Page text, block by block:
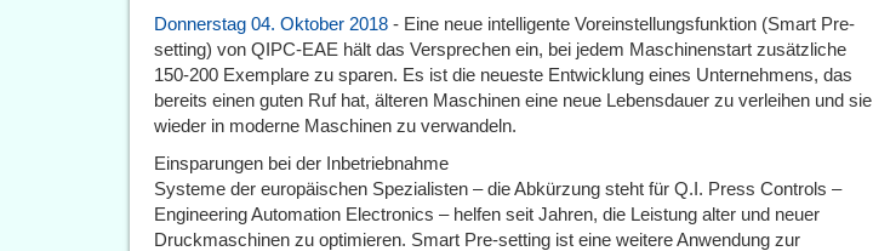
Donnerstag 04. Oktober 2018 - Eine neue intelligente Voreinstellungsfunktion (Smart Pre-
setting) von QIPC-EAE hält das Versprechen ein, bei jedem Maschinenstart zusätzliche
150-200 Exemplare zu sparen. Es ist die neueste Entwicklung eines Unternehmens, das
bereits einen guten Ruf hat, älteren Maschinen eine neue Lebensdauer zu verleihen und sie
wieder in moderne Maschinen zu verwandeln.
Einsparungen bei der Inbetriebnahme
Systeme der europäischen Spezialisten – die Abkürzung steht für Q.I. Press Controls –
Engineering Automation Electronics – helfen seit Jahren, die Leistung alter und neuer
Druckmaschinen zu optimieren. Smart Pre-setting ist eine weitere Anwendung zur